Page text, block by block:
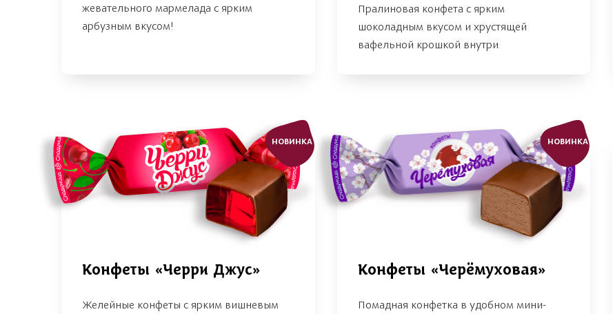
жевательного мармелада с ярким
арбузным вкусом!
Пралиновая конфета с ярким
шоколадным вкусом и хрустящей
вафельной крошкой внутри
НОВИНКА
Конфеты «Черри Джус»
Желейные конфеты с ярким вишневым
НОВИНКА
Конфеты «Черёмуховая»
Помадная конфетка в удобном мини-